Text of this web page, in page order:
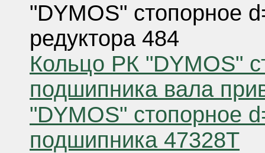
"DYMOS" стопорное
редуктора 484
Кольцо РК "DYMOS"
подшипника вала
"DYMOS" стопорное
подшипника 47328Т